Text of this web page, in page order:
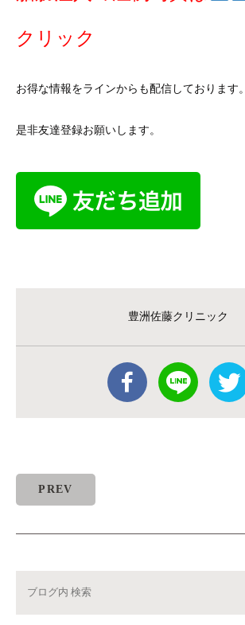
クリック
お得な情報をラインからも配信しております。
是非友達登録お願いします。
豊洲佐藤クリニック
PREV